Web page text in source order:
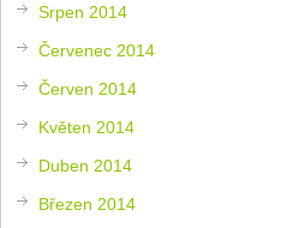
Srpen 2014
Červenec 2014
Červen 2014
Květen 2014
Duben 2014
Březen 2014